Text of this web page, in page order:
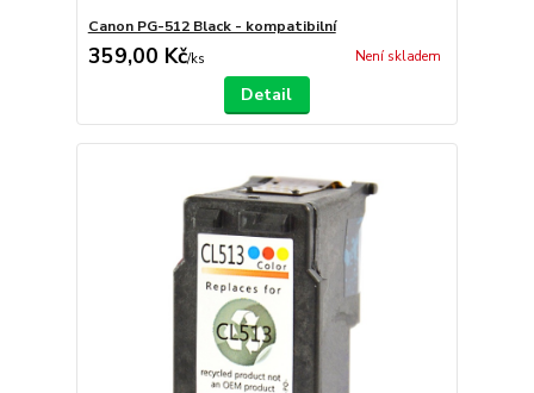
Canon PG-512 Black - kompatibilní
359,00 Kč/ks Není skladem
Detail